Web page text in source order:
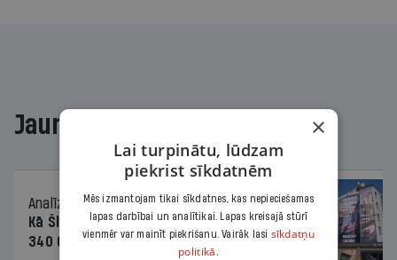
Jaunākajā žurnālā
Analīze
06.08.2026.
Kā Šlesera partija palika nesodīta par
340 000 vērtu reklāmas kampaņu
×
Lai turpinātu, lūdzam
piekrist sīkdatnēm
Mēs izmantojam tikai sīkdatnes, kas nepieciešamas
lapas darbībai un analītikai. Lapas kreisajā stūrī
vienmēr var mainīt piekrišanu. Vairāk lasi sīkdatņu
politikā.